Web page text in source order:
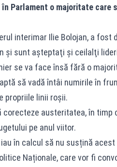
Parlament o majoritate care
interimar Ilie Bolojan, a
şi sunt aşteptaţi şi ceilalţi
se va face însă fără o
să vadă întâi numirile în
propriile linii roșii.
corecteze austeritatea, în timp
pe anul viitor.
iau în calcul să nu susțină
Naționale, care vor fi